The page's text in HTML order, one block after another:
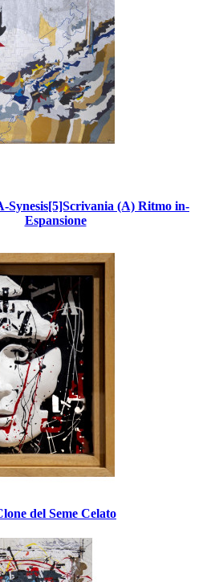
Synesis[5]Scrivania (A) Ritmo in-
Espansione
del Seme Celato